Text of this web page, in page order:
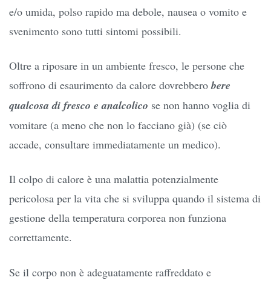
e/o umida, polso rapido ma debole, nausea o vomito e
svenimento sono tutti sintomi possibili.
Oltre a riposare in un ambiente fresco, le persone che
soffrono di esaurimento da calore dovrebberobere
qualcosa di fresco e analcolico se non hanno voglia di
vomitare (a meno che non lo facciano già) (se ciò
accade, consultare immediatamente un medico).
Il colpo di calore è una malattia potenzialmente
pericolosa per la vita che si sviluppa quando il sistema di
gestione della temperatura corporea non funziona
correttamente.
Se il corpo non è adeguatamente raffreddato e